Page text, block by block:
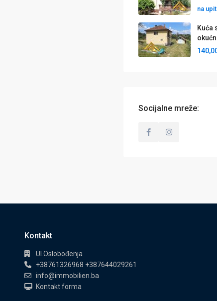
na upit
Kuća
Socijalne mreže:
Kontakt
Ul.Oslobođenja
+38761326968 +387644029261
info@immobilien.ba
Kontakt forma